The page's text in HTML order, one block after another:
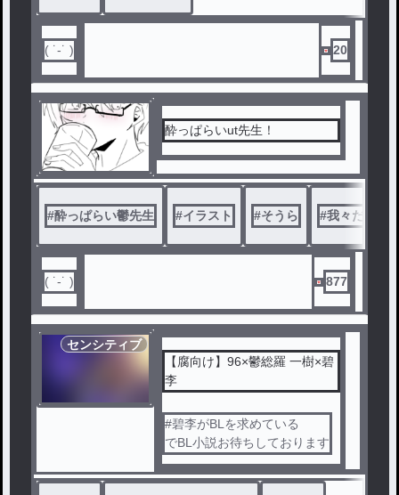
( ˙-˙ ) 20
酔っぱらいut先生！
#酔っぱらい鬱先生 #イラスト #そうら #我々だ
( ˙-˙ ) 877
センシティブ
【腐向け】96×鬱総羅 一樹×碧
李
#碧李がBLを求めている
でBL小説お待ちしております